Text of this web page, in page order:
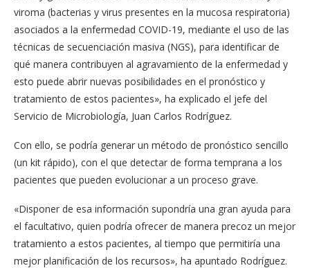
viroma (bacterias y virus presentes en la mucosa respiratoria)
asociados a la enfermedad COVID-19, mediante el uso de las
técnicas de secuenciación masiva (NGS), para identificar de
qué manera contribuyen al agravamiento de la enfermedad y
esto puede abrir nuevas posibilidades en el pronóstico y
tratamiento de estos pacientes», ha explicado el jefe del
Servicio de Microbiología, Juan Carlos Rodríguez.
Con ello, se podría generar un método de pronóstico sencillo
(un kit rápido), con el que detectar de forma temprana a los
pacientes que pueden evolucionar a un proceso grave.
«Disponer de esa información supondría una gran ayuda para
el facultativo, quien podría ofrecer de manera precoz un mejor
tratamiento a estos pacientes, al tiempo que permitiría una
mejor planificación de los recursos», ha apuntado Rodríguez.